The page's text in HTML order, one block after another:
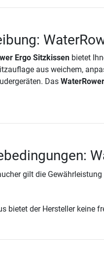
Ergo Sitzkissenbietet
aus weichem,
Das
gilt die
bietet der Hersteller keine